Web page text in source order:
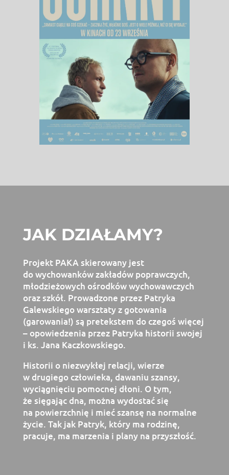
JAK DZIAŁAMY?
Projekt PAKA skierowany jest
do wychowanków zakładów poprawczych,
młodzieżowych ośrodków wychowawczych
oraz szkół. Prowadzone przez Patryka
Galewskiego warsztaty z gotowania
(garowania!) są pretekstem do czegoś więcej
– opowiedzenia przez Patryka historii swojej
i ks. Jana Kaczkowskiego.
Historii o niezwykłej relacji, wierze
w drugiego człowieka, dawaniu szansy,
wyciągnięciu pomocnej dłoni. O tym,
że sięgając dna, można wydostać się
na powierzchnię i mieć szansę na normalne
życie. Tak jak Patryk, który ma rodzinę,
pracuje, ma marzenia i plany na przyszłość.